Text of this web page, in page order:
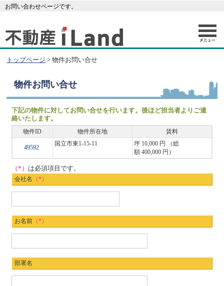
お問い合わせページです。
トップページ > 物件お問い合せ
物件お問い合せ
下記の物件に対してお問い合せを行います。後ほど担当者よりご連
絡いたします。
物件ID 物件所在地 賃料
49592
国立市東1-15-11
坪 10,000 円 （総
額 400,000 円）
（*） は必須項目です。
会社名 （*）
お名前（*）
部署名